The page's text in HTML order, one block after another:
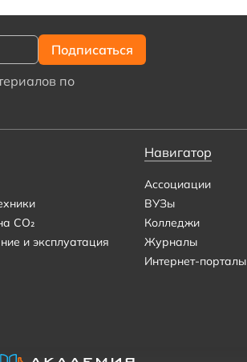
по
CO₂
и эксплуатация
Навигатор
Ассоциации
ВУЗы
Колледжи
Журналы
Интернет-порталы